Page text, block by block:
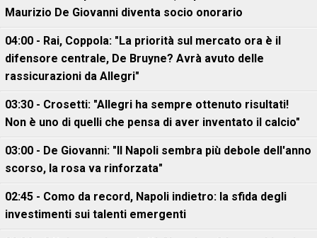
Maurizio De Giovanni diventa socio onorario
04:00 - Rai, Coppola: "La priorità sul mercato ora è il
difensore centrale, De Bruyne? Avrà avuto delle
rassicurazioni da Allegri"
03:30 - Crosetti: "Allegri ha sempre ottenuto risultati!
Non è uno di quelli che pensa di aver inventato il calcio"
03:00 - De Giovanni: "Il Napoli sembra più debole dell'anno
scorso, la rosa va rinforzata"
02:45 - Como da record, Napoli indietro: la sfida degli
investimenti sui talenti emergenti